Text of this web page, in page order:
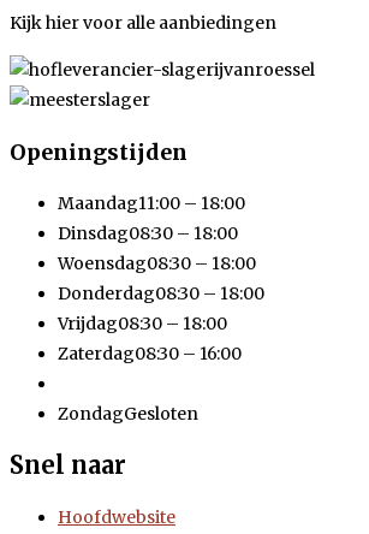
Kijk hier voor alle aanbiedingen
Openingstijden
Maandag11:00 – 18:00
Dinsdag08:30 – 18:00
Woensdag08:30 – 18:00
Donderdag08:30 – 18:00
Vrijdag08:30 – 18:00
Zaterdag08:30 – 16:00
ZondagGesloten
Snel naar
Hoofdwebsite